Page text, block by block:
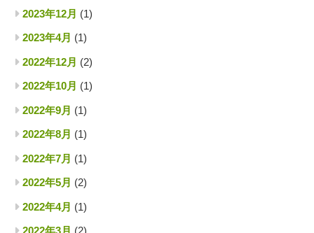
2023年12月 (1)
2023年4月 (1)
2022年12月 (2)
2022年10月 (1)
2022年9月 (1)
2022年8月 (1)
2022年7月 (1)
2022年5月 (2)
2022年4月 (1)